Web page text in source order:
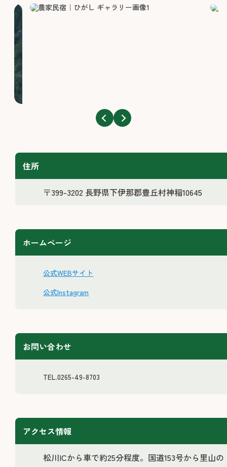
住所
〒399-3202 長野県下伊那郡豊丘村神稲10645
ホームページ
公式WEBサイト
公式Instagram
お問い合わせ
TEL.0265-49-8703
アクセス情報
松川ICから車で約25分程度。国道153号から里山の